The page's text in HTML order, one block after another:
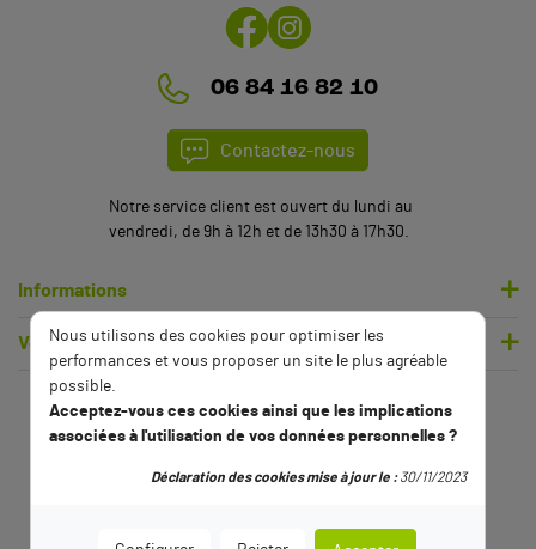
06 84 16 82 10
Contactez-nous
Notre service client est ouvert du lundi au
vendredi, de 9h à 12h et de 13h30 à 17h30.
Informations
Votre compte
Nous utilisons des cookies pour optimiser les
performances et vous proposer un site le plus agréable
possible.
Acceptez-vous ces cookies ainsi que les implications
associées à l'utilisation de vos données personnelles ?
Déclaration des cookies mise à jour le :30/11/2023